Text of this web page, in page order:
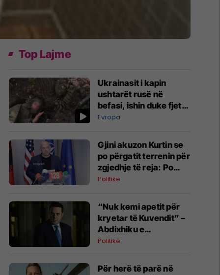
Top Lajme
Ukrainasit i kapin
ushtarët rusë në
befasi, ishin duke fjetur
në strehimoret e
Evropa
Gjini akuzon Kurtin se
po përgatit terrenin për
zgjedhje të reja: Po
manipulon opinionin
Politikë
“Nuk kemi apetit për
kryetar të Kuvendit” –
Abdixhiku e
konsideron si figurë
Politikë
Për herë të parë në